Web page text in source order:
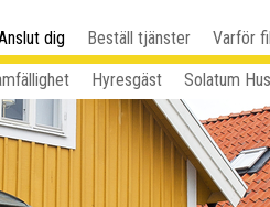
dig Beställ tjänster Varför
Hyresgäst Solatum